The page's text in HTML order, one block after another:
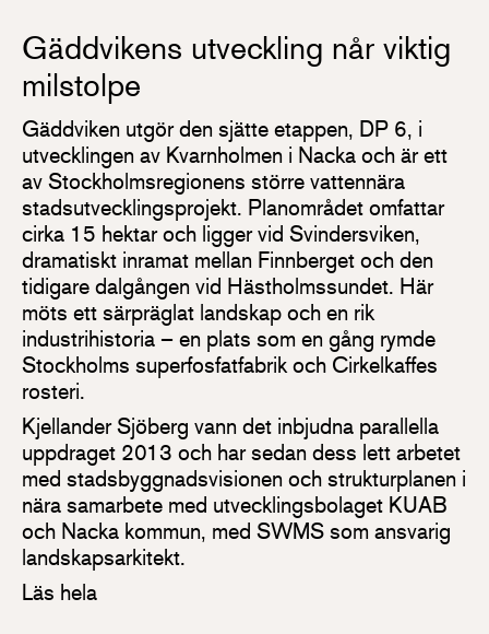
Gäddvikens utveckling når viktig
milstolpe
Gäddviken utgör den sjätte etappen, DP 6, i
utvecklingen av Kvarnholmen i Nacka och är ett
av Stockholmsregionens större vattennära
stadsutvecklingsprojekt. Planområdet omfattar
cirka 15 hektar och ligger vid Svindersviken,
dramatiskt inramat mellan Finnberget och den
tidigare dalgången vid Hästholmssundet. Här
möts ett särpräglat landskap och en rik
industrihistoria – en plats som en gång rymde
Stockholms superfosfatfabrik och Cirkelkaffes
rosteri.
Kjellander Sjöberg vann det inbjudna parallella
uppdraget 2013 och har sedan dess lett arbetet
med stadsbyggnadsvisionen och strukturplanen i
nära samarbete med utvecklingsbolaget KUAB
och Nacka kommun, med SWMS som ansvarig
landskapsarkitekt.
Läs hela